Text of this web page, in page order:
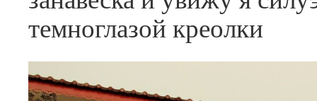
темноглазой креолки